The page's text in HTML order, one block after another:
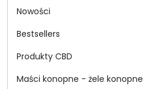
Nowości
Bestsellers
Produkty CBD
Maści konopne - żele konopne